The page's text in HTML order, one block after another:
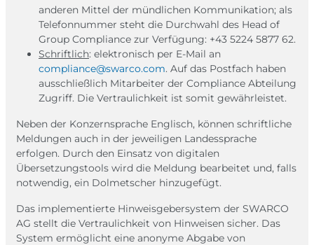
anderen Mittel der mündlichen Kommunikation; als
Telefonnummer steht die Durchwahl des Head of
Group Compliance zur Verfügung: +43 5224 5877 62.
Schriftlich: elektronisch per E-Mail an
compliance@swarco.com. Auf das Postfach haben
ausschließlich Mitarbeiter der Compliance Abteilung
Zugriff. Die Vertraulichkeit ist somit gewährleistet.
Neben der Konzernsprache Englisch, können schriftliche
Meldungen auch in der jeweiligen Landessprache
erfolgen. Durch den Einsatz von digitalen
Übersetzungstools wird die Meldung bearbeitet und, falls
notwendig, ein Dolmetscher hinzugefügt.
Das implementierte Hinweisgebersystem der SWARCO
AG stellt die Vertraulichkeit von Hinweisen sicher. Das
System ermöglicht eine anonyme Abgabe von